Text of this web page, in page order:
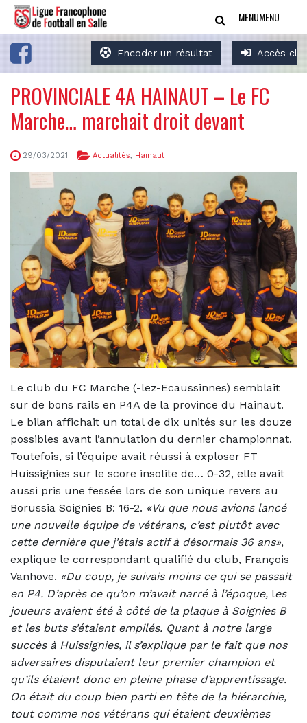
Encoder un résultat Accès
MENUMENU
PROVINCIALE 4A HAINAUT – Le FC
Marche… marchait droit devant
29/03/2021 Actualités, Hainaut
Le club du FC Marche (-lez-Ecaussinnes) semblait
sur de bons rails en P4A de la province du Hainaut.
Le bilan affichait un total de dix unités sur les douze
possibles avant l’annulation du dernier championnat.
Toutefois, si l’équipe avait réussi à exploser FT
Huissignies sur le score insolite de… 0-32, elle avait
aussi pris une fessée lors de son unique revers au
Borussia Soignies B: 16-2. «Vu que nous avions lancé
une nouvelle équipe de vétérans, c’est plutôt avec
cette dernière que j’étais actif à désormais 36 ans»,
explique le correspondant qualifié du club, François
Vanhove. «Du coup, je suivais moins ce qui se passait
en P4. D’après ce qu’on m’avait narré à l’époque, les
joueurs avaient été à côté de la plaque à Soignies B
et les buts s’étaient empilés. Quant à notre large
succès à Huissignies, il s’explique par le fait que nos
adversaires disputaient leur premier champion et
qu’ils étaient donc en pleine phase d’apprentissage.
On était du coup bien parti en tête de la hiérarchie,
tout comme nos vétérans qui étaient deuxièmes